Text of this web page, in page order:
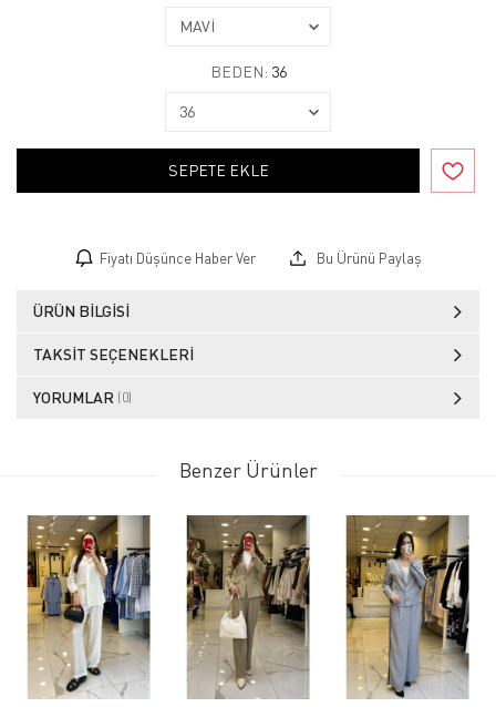
BEDEN: 36
SEPETE EKLE
Fiyatı Düşünce Haber Ver Bu Ürünü Paylaş
ÜRÜN BILGISI
TAKSIT SEÇENEKLERI
YORUMLAR (0)
Benzer Ürünler